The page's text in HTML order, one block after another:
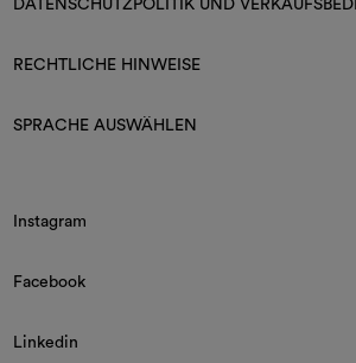
DATENSCHUTZPOLITIK UND
RECHTLICHE HINWEISE
SPRACHE AUSWÄHLEN
Instagram
Facebook
Linkedin